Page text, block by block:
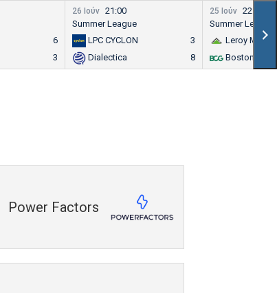
25 Ιούν 22:00
Summer League
Leroy Merlin
Boston
26 Ιούν 21:00
Summer League
LPC CYCLON
3
Dialectica
8
6
3
Power Factors